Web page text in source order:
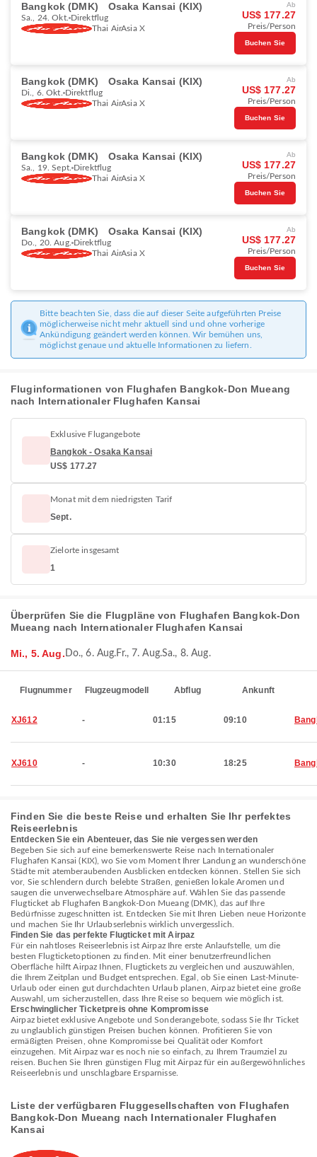
Bangkok (DMK) Osaka Kansai (KIX)
Sa., 24. Okt. Direktflug
Thai AirAsia X
Ab
US$ 177.27
Preis/Person
Buchen Sie
Bangkok (DMK) Osaka Kansai (KIX)
Di., 6. Okt. Direktflug
Thai AirAsia X
Ab
US$ 177.27
Preis/Person
Buchen Sie
Bangkok (DMK) Osaka Kansai (KIX)
Sa., 19. Sept. Direktflug
Thai AirAsia X
Ab
US$ 177.27
Preis/Person
Buchen Sie
Bangkok (DMK) Osaka Kansai (KIX)
Do., 20. Aug. Direktflug
Thai AirAsia X
Ab
US$ 177.27
Preis/Person
Buchen Sie
Bitte beachten Sie, dass die auf dieser Seite aufgeführten Preise
möglicherweise nicht mehr aktuell sind und ohne vorherige
Ankündigung geändert werden können. Wir bemühen uns,
möglichst genaue und aktuelle Informationen zu liefern.
Fluginformationen von Flughafen Bangkok-Don Mueang
nach Internationaler Flughafen Kansai
Exklusive Flugangebote
Bangkok - Osaka Kansai
US$ 177.27
Monat mit dem niedrigsten Tarif
Sept.
Zielorte insgesamt
1
Überprüfen Sie die Flugpläne von Flughafen Bangkok-Don
Mueang nach Internationaler Flughafen Kansai
Mi., 5. Aug. Do., 6. Aug.Fr., 7. Aug.Sa., 8. Aug.
Flugnummer Flugzeugmodell Abflug Ankunft
XJ612 - 01:15 09:10
XJ610 - 10:30 18:25
Finden Sie die beste Reise und erhalten Sie Ihr perfektes
Reiseerlebnis
Entdecken Sie ein Abenteuer, das Sie nie vergessen werden
Begeben Sie sich auf eine bemerkenswerte Reise nach Internationaler
Flughafen Kansai (KIX), wo Sie vom Moment Ihrer Landung an wunderschöne
Städte mit atemberaubenden Ausblicken entdecken können. Stellen Sie sich
vor, Sie schlendern durch belebte Straßen, genießen lokale Aromen und
saugen die unverwechselbare Atmosphäre auf. Wählen Sie das passende
Flugticket ab Flughafen Bangkok-Don Mueang (DMK), das auf Ihre
Bedürfnisse zugeschnitten ist. Entdecken Sie mit Ihren Lieben neue Horizonte
und machen Sie Ihr Urlaubserlebnis wirklich unvergesslich.
Finden Sie das perfekte Flugticket mit Airpaz
Für ein nahtloses Reiseerlebnis ist Airpaz Ihre erste Anlaufstelle, um die
besten Flugticketoptionen zu finden. Mit einer benutzerfreundlichen
Oberfläche hilft Airpaz Ihnen, Flugtickets zu vergleichen und auszuwählen,
die Ihrem Zeitplan und Budget entsprechen. Egal, ob Sie einen Last-Minute-
Urlaub oder einen gut durchdachten Urlaub planen, Airpaz bietet eine große
Auswahl, um sicherzustellen, dass Ihre Reise so bequem wie möglich ist.
Erschwinglicher Ticketpreis ohne Kompromisse
Airpaz bietet exklusive Angebote und Sonderangebote, sodass Sie Ihr Ticket
zu unglaublich günstigen Preisen buchen können. Profitieren Sie von
ermäßigten Preisen, ohne Kompromisse bei Qualität oder Komfort
einzugehen. Mit Airpaz war es noch nie so einfach, zu Ihrem Traumziel zu
reisen. Buchen Sie Ihren günstigen Flug mit Airpaz für ein außergewöhnliches
Reiseerlebnis und unschlagbare Ersparnisse.
Liste der verfügbaren Fluggesellschaften von Flughafen
Bangkok-Don Mueang nach Internationaler Flughafen
Kansai